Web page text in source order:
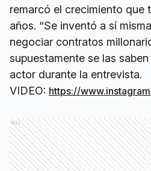
remarcó el crecimiento que
años. “Se inventó a sí
negociar contratos
supuestamente se las
actor durante la entrevista.
VIDEO: https://
Ads